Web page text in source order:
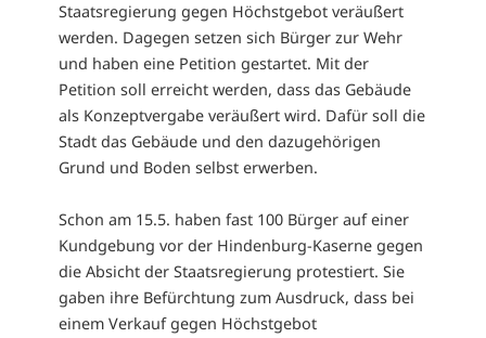
Staatsregierung gegen Höchstgebot veräußert
werden. Dagegen setzen sich Bürger zur Wehr
und haben eine Petition gestartet. Mit der
Petition soll erreicht werden, dass das Gebäude
als Konzeptvergabe veräußert wird. Dafür soll die
Stadt das Gebäude und den dazugehörigen
Grund und Boden selbst erwerben.
Schon am 15.5. haben fast 100 Bürger auf einer
Kundgebung vor der Hindenburg-Kaserne gegen
die Absicht der Staatsregierung protestiert. Sie
gaben ihre Befürchtung zum Ausdruck, dass bei
einem Verkauf gegen Höchstgebot